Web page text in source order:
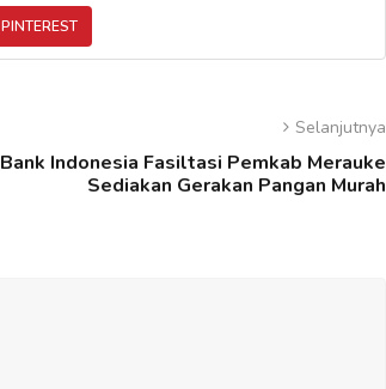
PINTEREST
Selanjutnya
Bank Indonesia Fasiltasi Pemkab Merauke
Sediakan Gerakan Pangan Murah